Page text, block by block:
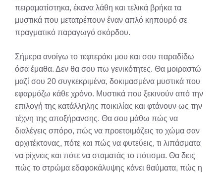
πειραματίστηκα, έκανα λάθη και τελικά βρήκα τα
μυστικά που μετατρέπουν έναν απλό κηπουρό σε
πραγματικό παραγωγό σκόρδου.
Σήμερα ανοίγω το τεφτεράκι μου και σου παραδίδω
όσα έμαθα. Δεν θα σου πω γενικότητες. Θα μοιραστώ
μαζί σου 20 συγκεκριμένα, δοκιμασμένα μυστικά που
εφαρμόζω κάθε χρόνο. Μυστικά που ξεκινούν από την
επιλογή της κατάλληλης ποικιλίας και φτάνουν ως την
τέχνη της αποξήρανσης. Θα σου μάθω πώς να
διαλέγεις σπόρο, πώς να προετοιμάζεις το χώμα σαν
αρχιτέκτονας, πότε και πώς να φυτεύεις, τι λιπάσματα
να ρίχνεις και πότε να σταματάς το πότισμα. Θα δεις
πώς το στρώμα εδαφοκάλυψης κάνει θαύματα, πώς η